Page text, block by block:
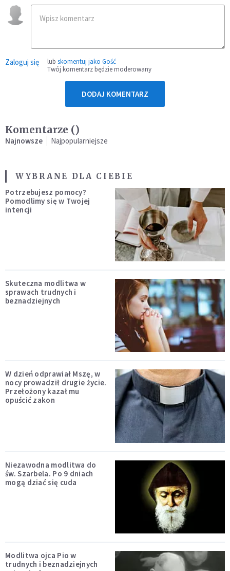
Zaloguj się lub skomentuj jako Gość
Twój komentarz będzie moderowany
DODAJ KOMENTARZ
Komentarze ()
Najnowsze Najpopularniejsze
WYBRANE DLA CIEBIE
Potrzebujesz pomocy?
Pomodlimy się w Twojej
intencji
Skuteczna modlitwa w
sprawach trudnych i
beznadziejnych
W dzień odprawiał Mszę, w
nocy prowadził drugie życie.
Przełożony kazał mu
opuścić zakon
Niezawodna modlitwa do
św. Szarbela. Po 9 dniach
mogą dziać się cuda
Modlitwa ojca Pio w
trudnych i beznadziejnych